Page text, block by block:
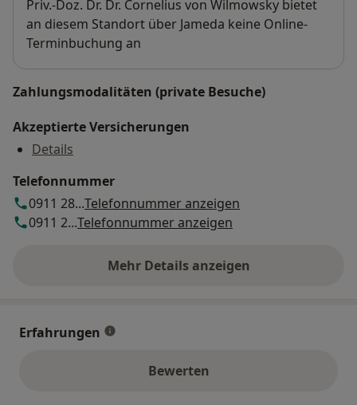
Experte der Implantologie (DGOI)
„Die führenden Medizinforscher – Who’s who der
deutschen Medizin“ herausgegeben von
Siegfried Lehrl Universität Erlangen – Nürnberg
"Kürschners Deutscher Gelehrten-Kalender"
K.G.Saur - Verlag München
Focus seit 2009 - große Focus-Ärzteliste
Priv.-Doz. Dr. Dr. Cornelius von Wilmowsky bietet
an diesem Standort über Jameda keine Online-
Terminbuchung an
Zahlungsmodalitäten (private Besuche)
Akzeptierte Versicherungen
Details
Telefonnummer
0911 28...Telefonnummer anzeigen
0911 2...Telefonnummer anzeigen
Mehr Details anzeigen
über die Adresse
Erfahrungen
Bewerten